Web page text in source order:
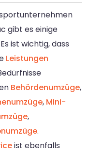
gibt es einige
ist wichtig, dass
Leistungen
Behördenumzüge,
, Mini-
,
.
ist ebenfalls